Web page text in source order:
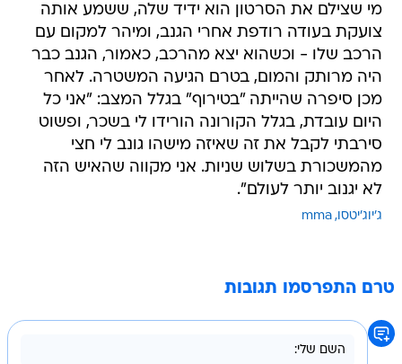
מי שצילם את הסרטון הוא ידיד שלה, ששמע אותה
צועקת בעודה רודפת אחרי הגנב, ומיהר למקום עם
הרכב שלו - וכשהוא יצא מהרכב, כאמור, הגנב כבר
היה מרותק והמום, בטרם הגיעה המשטרה. לאחר
מכן סיפרה שהייתה "בטירוף" בגלל המצב: "אני כל
היום עובדת, בגלל הקורונה הורידו לי בשכר, ופשוט
סירבתי לקבל את זה שאיזה מישהו גונב לי חצי
מהמשכורת בשלוש שניות. אני מקווה שהאיש הזה
לא יגנוב יותר לעולם".
ג'יוג'יטסו mma
טרם התפרסמו תגובות